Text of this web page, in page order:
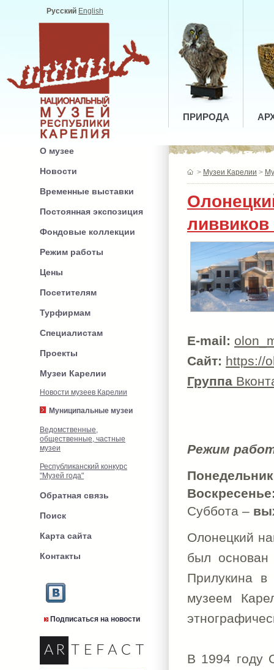
Русский English
ПРИРОДА
О музее
Новости
Временные выставки
Постоянная экспозиция
Фондовые коллекции
Режим работы
Цены
Посетителям
Турфирмам
Специалистам
Проекты
Музеи Карелии
Новости музеев Карелии
Муниципальные музеи
Ведомственные,
общественные, частные
музеи
Республиканский конкурс
"Музей года"
Обратная связь
Поиск
Карта сайта
Контакты
Подписаться на новости
> Музеи Карелии >
E-mail:
Сайт: https://
Группа
Режим
Суббота –
Олонецкий
был основан
Прилукина
музеем
В 1994 году